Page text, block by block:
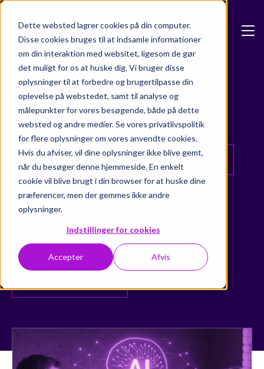
Dette websted lagrer cookies på din computer.
Disse cookies bruges til at indsamle informationer
om din interaktion med websitet, ligesom de gør
det muligt for os at huske dig. Vi bruger disse
oplysninger til at forbedre og brugertilpasse din
oplevelse på webstedet, samt til analyse og
målepunkter for vores besøgende, både på dette
websted og andre medier. Se vores privatlivspolitik
for flere oplysninger om vores anvendte cookies.
Hvis du afviser, vil dine oplysninger ikke blive gemt,
når du besøger denne hjemmeside. En enkelt
cookie vil blive brugt i din browser for at huske dine
præferencer, men der gemmes ikke andre
oplysninger.
Indstillinger for cookies
Accepter Afvis
Skip to main content
Nyheder & Blogs
Formpipe Insights
Alle AI- og datakvalitet Arkivering
Digital signering Formpipe Public
Sag- og dokumenthåndtering